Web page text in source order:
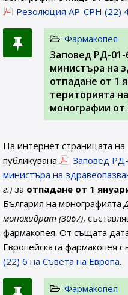
Резолюция AP-CPH (22)
Фармакопея
Заповед РД-01-
министъра на
отпадане от 1
територията
монографии от
На интернет страницата
публикувана
Заповед
министъра на
г.) за отпадане от 1
България на монографията
монохидрат (3067),
фармакопея. От същата
Европейската фармакопея
(22) 6 на Съвета на Европа.
Фармакопея